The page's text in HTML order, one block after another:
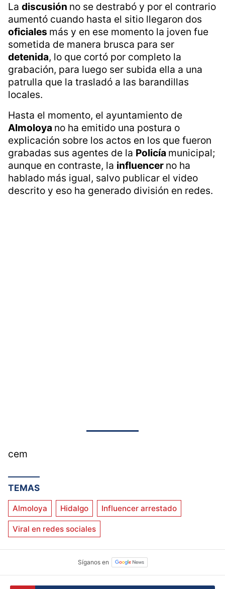
La discusión no se destrabó y por el contrario
aumentó cuando hasta el sitio llegaron dos
oficiales más y en ese momento la joven fue
sometida de manera brusca para ser
detenida, lo que cortó por completo la
grabación, para luego ser subida ella a una
patrulla que la trasladó a las barandillas
locales.
Hasta el momento, el ayuntamiento de
Almoloya no ha emitido una postura o
explicación sobre los actos en los que fueron
grabadas sus agentes de la Policía municipal;
aunque en contraste, la influencer no ha
hablado más igual, salvo publicar el video
descrito y eso ha generado división en redes.
cem
TEMAS
Almoloya Hidalgo Influencer arrestado
Viral en redes sociales